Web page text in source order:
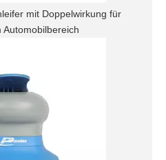
mit Doppelwirkung für
Automobilbereich